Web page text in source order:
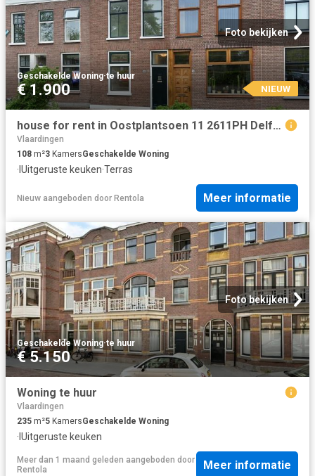
Foto bekijken
Geschakelde Woning·te huur
€ 1.900 NIEUW
house for rent in Oostplantsoen 11 2611PH Delft Centrum Oost Delft
Vlaardingen
108 m²3 KamersGeschakelde Woning
· IUitgeruste keuken·Terras
Nieuw aangeboden door Rentola Meer informatie
Foto bekijken
Geschakelde Woning·te huur
€ 5.150
Woning te huur
Vlaardingen
235 m²5 KamersGeschakelde Woning
·IUitgeruste keuken
Meer dan 1 maand geleden aangeboden door
Rentola
Meer informatie